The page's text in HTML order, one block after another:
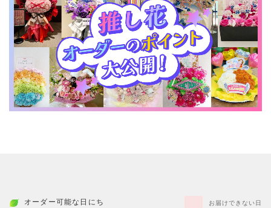
オーダー可能な日にち お届けできない日